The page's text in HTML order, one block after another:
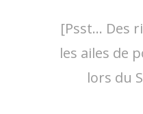
[Psst… Des
les ailes de
lors du